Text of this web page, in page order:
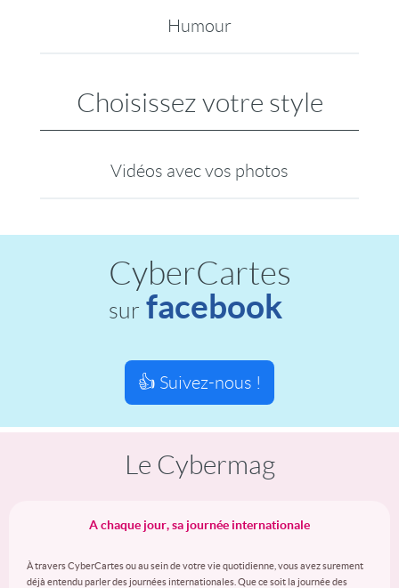
Humour
Choisissez votre style
Vidéos avec vos photos
CyberCartes
sur facebook
👍 Suivez-nous !
Le Cybermag
A chaque jour, sa journée internationale
À travers CyberCartes ou au sein de votre vie quotidienne, vous avez surement
déjà entendu parler des journées internationales. Que ce soit la journée des